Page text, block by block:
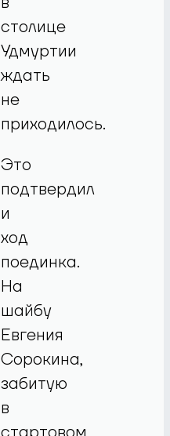
столице
Удмуртии
ждать
не
приходилось.
Это
подтвердил
и
ход
поединка.
На
шайбу
Евгения
Сорокина,
забитую
в